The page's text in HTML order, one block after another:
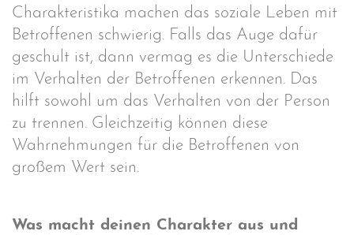
Charakteristika machen das soziale Leben mit
Betroffenen schwierig. Falls das Auge dafür
geschult ist, dann vermag es die Unterschiede
im Verhalten der Betroffenen erkennen. Das
hilft sowohl um das Verhalten von der Person
zu trennen. Gleichzeitig können diese
Wahrnehmungen für die Betroffenen von
großem Wert sein.
Was macht deinen Charakter aus und